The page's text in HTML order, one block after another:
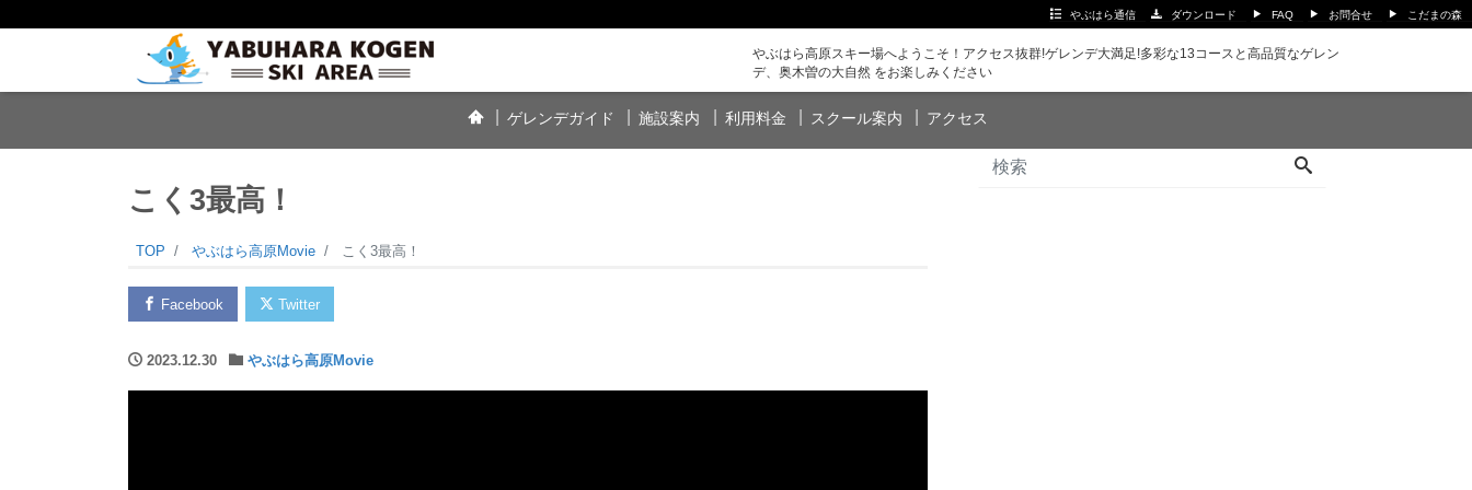
やぶはら通信 ダウンロード FAQ お問合せ こだまの森
やぶはら高原スキー場へようこそ！アクセス抜群!ゲレンデ大満足!多彩な13コースと高品質なゲレン
デ、奥木曽の大自然 をお楽しみください
ゲレンデガイド 施設案内 利用料金 スクール案内 アクセス
こく3最高！
TOP やぶはら高原Movie こく3最高！
Facebook Twitter
2023.12.30 やぶはら高原Movie